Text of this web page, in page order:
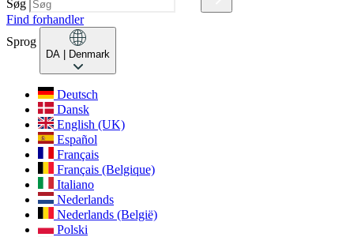
Søg
Find forhandler
Sprog
DA | Denmark
Deutsch
Dansk
English (UK)
Español
Français
Français (Belgique)
Italiano
Nederlands
Nederlands (België)
Polski